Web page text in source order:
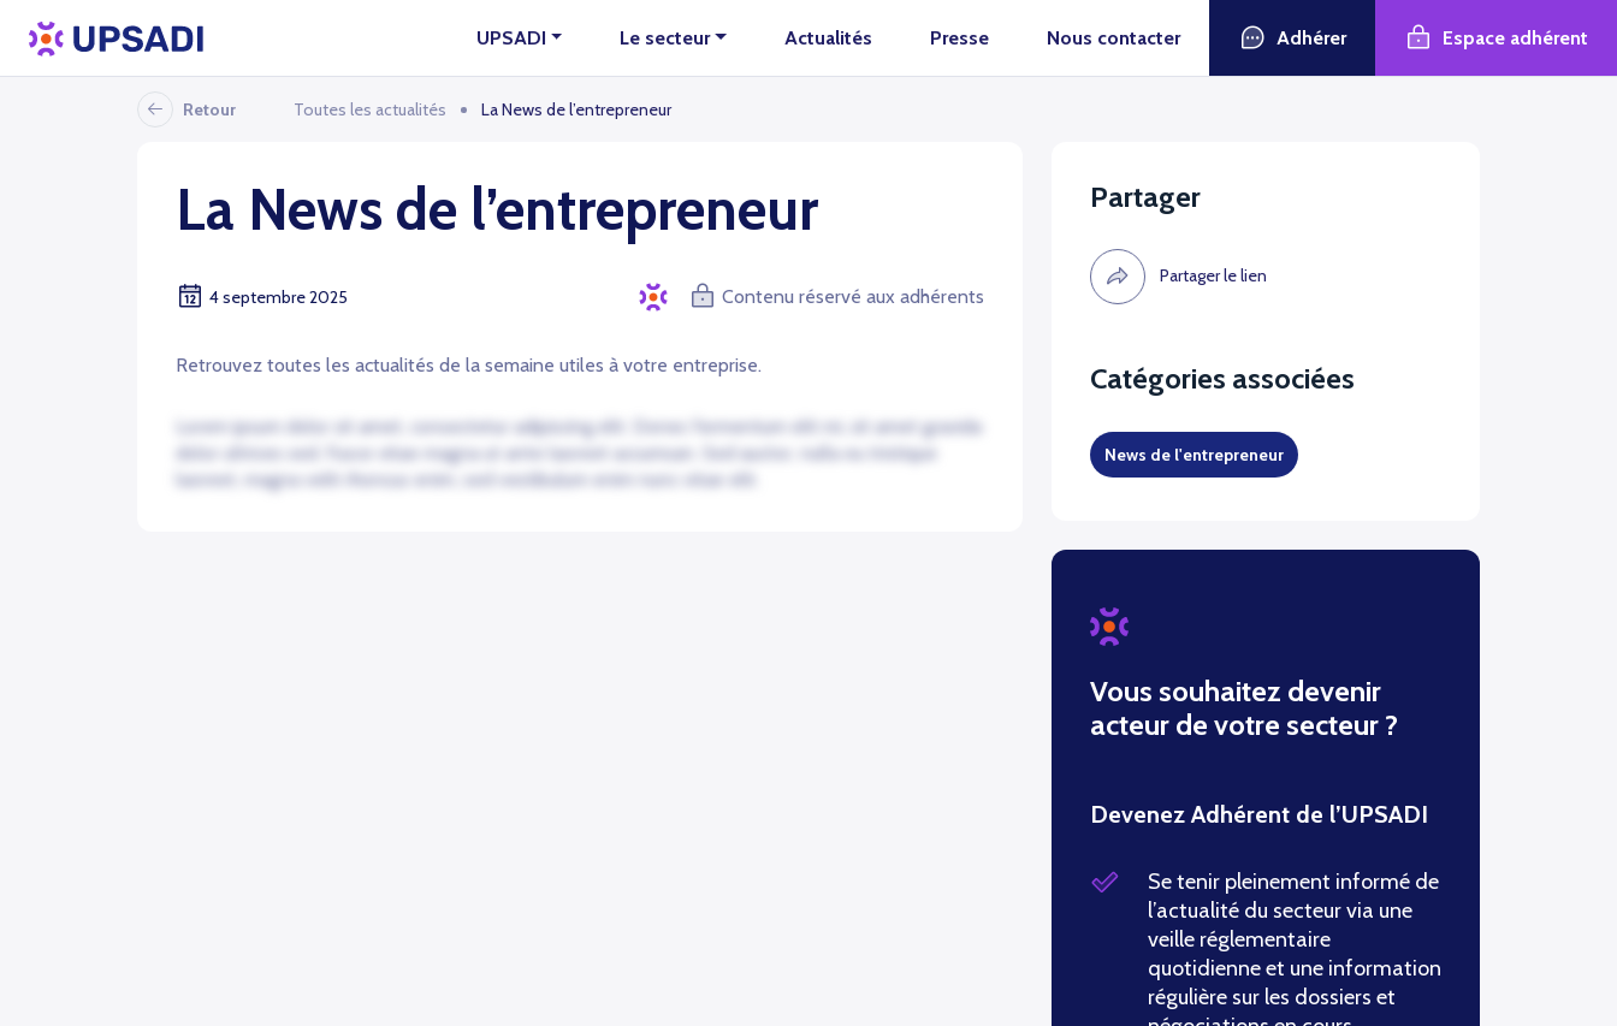
UPSADI Le secteur Actualités Presse Nous contacter Adhérer Espace adhérent
Retour Toutes les actualités La News de l’entrepreneur
La News de l’entrepreneur
4 septembre 2025 Contenu réservé aux adhérents
Retrouvez toutes les actualités de la semaine utiles à votre entreprise.
Lorem ipsum dolor sit amet, consectetur adipiscing elit. Donec fermentum elit mi, sit amet gravida
dolor ultrices sed. Fusce vitae magna ut ante laoreet accumsan. Sed auctor, nulla eu tristique
laoreet, magna velit rhoncus enim, sed vestibulum enim nunc vitae elit.
Partager
Partager le lien
Catégories associées
News de l'entrepreneur
Vous souhaitez devenir
acteur de votre secteur ?
Devenez Adhérent de l’UPSADI
Se tenir pleinement informé de
l’actualité du secteur via une
veille réglementaire
quotidienne et une information
régulière sur les dossiers et